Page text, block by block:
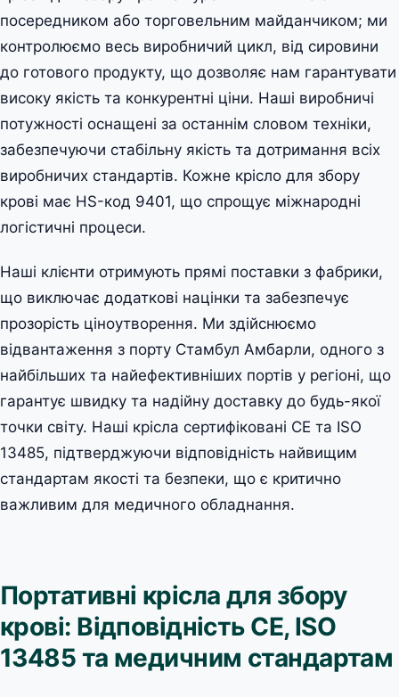
посередником або торговельним майданчиком; ми
контролюємо весь виробничий цикл, від сировини
до готового продукту, що дозволяє нам гарантувати
високу якість та конкурентні ціни. Наші виробничі
потужності оснащені за останнім словом техніки,
забезпечуючи стабільну якість та дотримання всіх
виробничих стандартів. Кожне крісло для збору
крові має HS-код 9401, що спрощує міжнародні
логістичні процеси.
Наші клієнти отримують прямі поставки з фабрики,
що виключає додаткові націнки та забезпечує
прозорість ціноутворення. Ми здійснюємо
відвантаження з порту Стамбул Амбарли, одного з
найбільших та найефективніших портів у регіоні, що
гарантує швидку та надійну доставку до будь-якої
точки світу. Наші крісла сертифіковані CE та ISO
13485, підтверджуючи відповідність найвищим
стандартам якості та безпеки, що є критично
важливим для медичного обладнання.
Портативні крісла для збору
крові: Відповідність CE, ISO
13485 та медичним стандартам